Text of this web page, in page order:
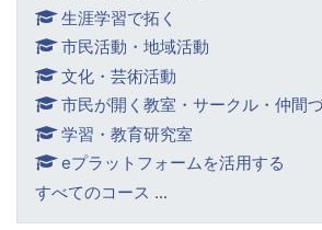
生涯学習で拓く
市民活動・地域活動
文化・芸術活動
市民が開く教室・サークル・仲間
学習・教育研究室
eプラットフォームを活用する
すべてのコース ...